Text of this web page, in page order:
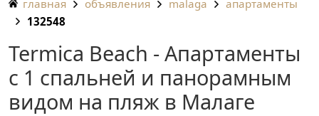
главная объявления malaga
апартаменты
132548
Termica Beach - Апартаменты
с 1 спальней и панорамным
видом на пляж в Малаге